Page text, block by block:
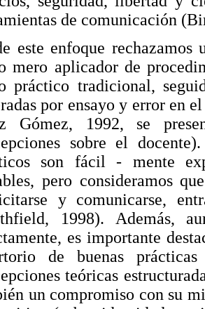
de comunicación
este enfoque
mero aplicador de
práctico tradicional,
por ensayo y error en
Gómez, 1992, se
sobre el
son fácil - mente
pero consideramos
y comunicarse,
1998). Además,
es importante
de buenas
teóricas
un compromiso con su